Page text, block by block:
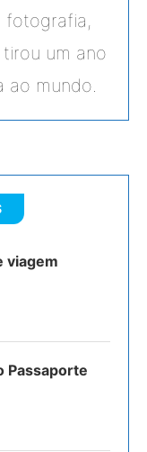
fotografia,
um ano
ao mundo.
viagem
Passaporte